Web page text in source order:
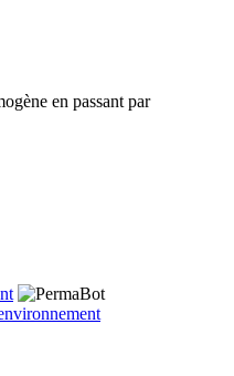
en passant par